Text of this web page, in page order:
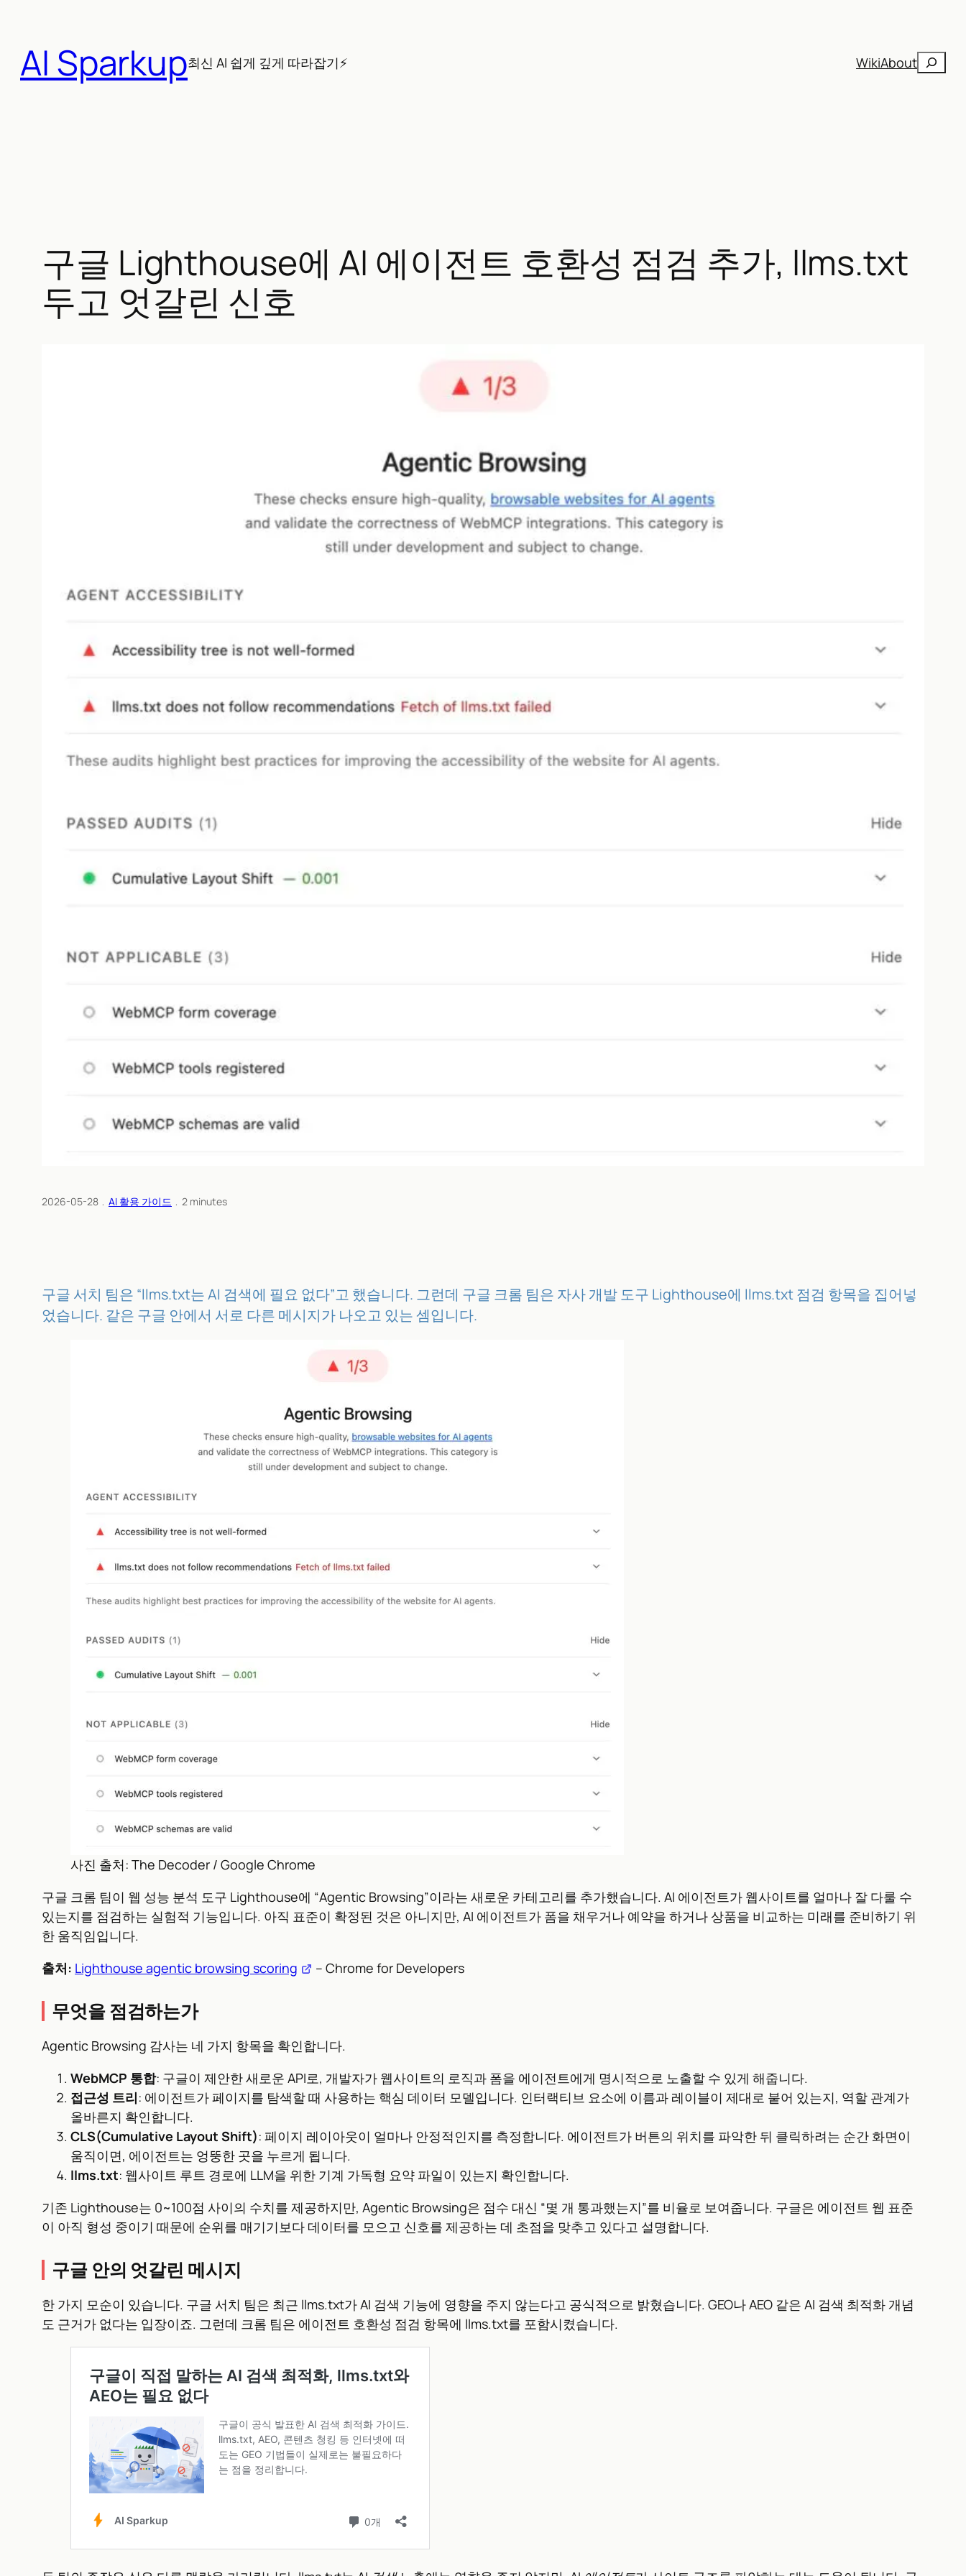
AI Sparkup최신 AI 쉽게 깊게 따라잡기⚡ WikiAbout검
구글 Lighthouse에 AI 에이전트 호환성 점검 추가, llms.txt
두고 엇갈린 신호
2026-05-28 ﹒ AI 활용 가이드 ﹒ 2 minutes
구글 서치 팀은 “llms.txt는 AI 검색에 필요 없다”고 했습니다. 그런데 구글 크롬 팀은 자사 개발 도구 Lighthouse에 llms.txt 점검 항목을 집어넣
었습니다. 같은 구글 안에서 서로 다른 메시지가 나오고 있는 셈입니다.
사진 출처: The Decoder / Google Chrome
구글 크롬 팀이 웹 성능 분석 도구 Lighthouse에 “Agentic Browsing”이라는 새로운 카테고리를 추가했습니다. AI 에이전트가 웹사이트를 얼마나 잘 다룰 수
있는지를 점검하는 실험적 기능입니다. 아직 표준이 확정된 것은 아니지만, AI 에이전트가 폼을 채우거나 예약을 하거나 상품을 비교하는 미래를 준비하기 위
한 움직임입니다.
출처: Lighthouse agentic browsing scoring – Chrome for Developers
무엇을 점검하는가
Agentic Browsing 감사는 네 가지 항목을 확인합니다.
WebMCP 통합: 구글이 제안한 새로운 API로, 개발자가 웹사이트의 로직과 폼을 에이전트에게 명시적으로 노출할 수 있게 해줍니다.
접근성 트리: 에이전트가 페이지를 탐색할 때 사용하는 핵심 데이터 모델입니다. 인터랙티브 요소에 이름과 레이블이 제대로 붙어 있는지, 역할 관계가
올바른지 확인합니다.
CLS(Cumulative Layout Shift): 페이지 레이아웃이 얼마나 안정적인지를 측정합니다. 에이전트가 버튼의 위치를 파악한 뒤 클릭하려는 순간 화면이
움직이면, 에이전트는 엉뚱한 곳을 누르게 됩니다.
llms.txt: 웹사이트 루트 경로에 LLM을 위한 기계 가독형 요약 파일이 있는지 확인합니다.
기존 Lighthouse는 0~100점 사이의 수치를 제공하지만, Agentic Browsing은 점수 대신 “몇 개 통과했는지”를 비율로 보여줍니다. 구글은 에이전트 웹 표준
이 아직 형성 중이기 때문에 순위를 매기기보다 데이터를 모으고 신호를 제공하는 데 초점을 맞추고 있다고 설명합니다.
구글 안의 엇갈린 메시지
한 가지 모순이 있습니다. 구글 서치 팀은 최근 llms.txt가 AI 검색 기능에 영향을 주지 않는다고 공식적으로 밝혔습니다. GEO나 AEO 같은 AI 검색 최적화 개념
도 근거가 없다는 입장이죠. 그런데 크롬 팀은 에이전트 호환성 점검 항목에 llms.txt를 포함시켰습니다.